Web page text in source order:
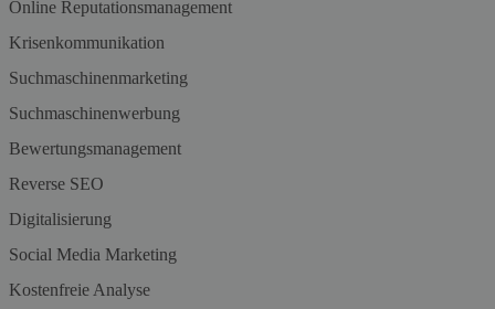
Online Reputationsmanagement
Krisenkommunikation
Suchmaschinenmarketing
Suchmaschinenwerbung
Bewertungsmanagement
Reverse SEO
Digitalisierung
Social Media Marketing
Kostenfreie Analyse